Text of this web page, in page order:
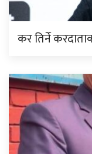
कर तिर्ने